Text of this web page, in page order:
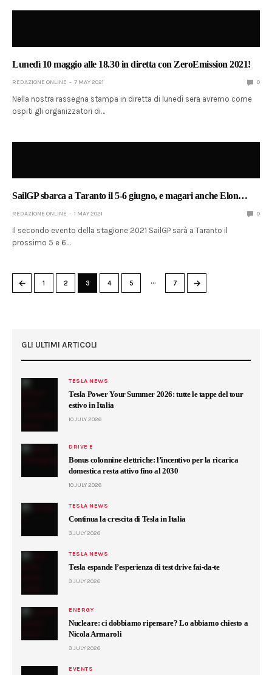
Lunedì 10 maggio alle 18.30 in diretta con ZeroEmission 2021!
REDAZIONE ONLINE 7 MAY 2021 0
Nella nostra rassegna stampa in diretta di lunedì sera avremo come
ospiti gli organizzatori di…
SailGP sbarca a Taranto il 5-6 giugno, e magari anche Elon…
REDAZIONE ONLINE 1 MAY 2021 0
Il secondo evento della stagione 2021 SailGP sarà a Taranto il
prossimo 5 e 6…
← 1 2 3 4 5 … 7 →
GLI ULTIMI ARTICOLI
TESLA NEWS
Tesla Power Your Summer 2026: tutte le tappe del tour
estivo in Italia
10 JULY 2026
DRIVE E
Bonus colonnine elettriche: l’incentivo per la ricarica
domestica resta attivo fino al 2030
10 JULY 2026
TESLA NEWS
Continua la crescita di Tesla in Italia
3 JULY 2026
TESLA NEWS
Tesla espande l’esperienza di test drive fai-da-te
3 JULY 2026
ENERGY
Nucleare: ci dobbiamo ripensare? Lo abbiamo chiesto a
Nicola Armaroli
3 JULY 2026
EVENTS